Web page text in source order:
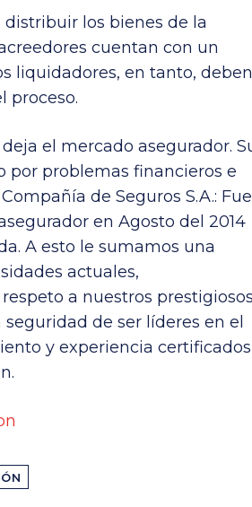
los bienes de la
cuentan con un
liquidadores, en tanto, deben
proceso.
el mercado asegurador.
por problemas financieros e
de Seguros S.A.: Fue
en Agosto del 2014
A esto le sumamos una
actuales,
a nuestros prestigiosos
de ser líderes en el
y experiencia certificados